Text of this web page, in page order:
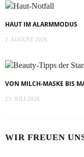
HAUT IM ALARMMODUS
2. AUGUST 2026
VON MILCH-MASKE BIS
23. JULI 2026
WIR FREUEN